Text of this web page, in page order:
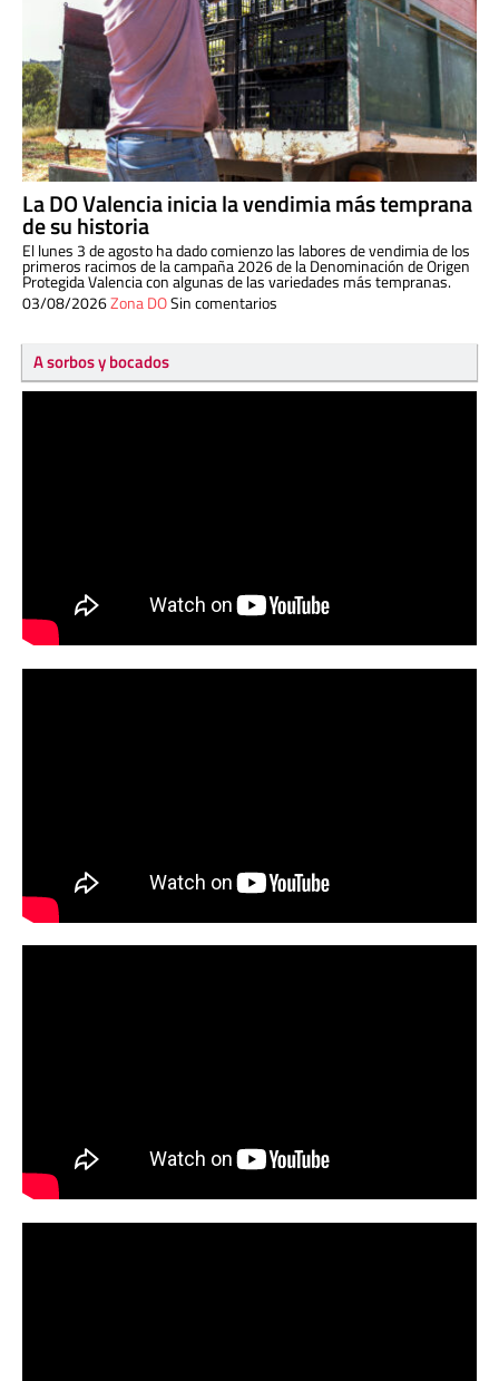
La DO Valencia inicia la vendimia más temprana
de su historia
El lunes 3 de agosto ha dado comienzo las labores de vendimia de los
primeros racimos de la campaña 2026 de la Denominación de Origen
Protegida Valencia con algunas de las variedades más tempranas.
03/08/2026Zona DOSin comentarios
A sorbos y bocados